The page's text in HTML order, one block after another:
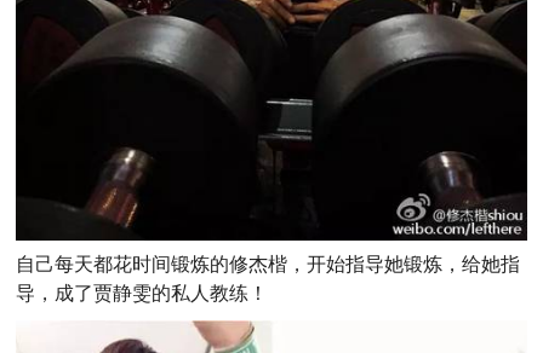
自己每天都花时间锻炼的修杰楷，开始指导她锻炼，给她指
导，成了贾静雯的私人教练！